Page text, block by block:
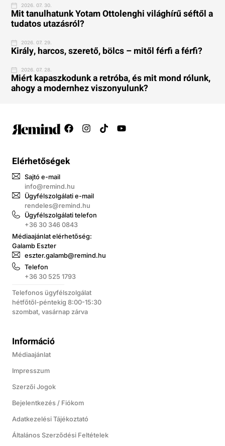
2026. 07. 30.
Mit tanulhatunk Yotam Ottolenghi világhírű séftől a
tudatos utazásról?
2026. 07. 29.
Király, harcos, szerető, bölcs – mitől férfi a férfi?
2026. 07. 28.
Miért kapaszkodunk a retróba, és mit mond rólunk,
ahogy a modernhez viszonyulunk?
Elérhetőségek
Sajtó e-mail
info@remind.hu
Ügyfélszolgálati e-mail
rendeles@remind.hu
Ügyfélszolgálati telefon
+36 30 346 0843
Médiaajánlat elérhetőség:
Galamb Eszter
eszter.galamb@remind.hu
Telefon
+36 30 525 1793
Telefonos ügyfélszolgálat
hétfőtől-péntekig 8:00-15:30
szombat, vasárnap zárva
Információ
Médiaajánlat
Impresszum
Szerzői Jogok
Bejelentkezés / Fiókom
Adatkezelési Tájékoztató
Általános Szerződési Feltételek